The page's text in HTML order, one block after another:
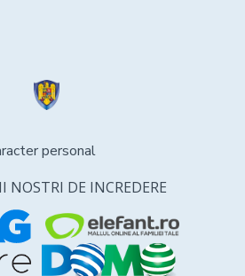
personal
NOSTRI DE INCREDERE